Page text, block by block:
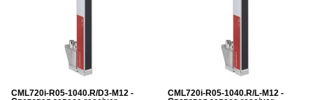
CML720i-R05-1040.R/D3-M12 -
CML720i-R05-1040.R/L-M12 -